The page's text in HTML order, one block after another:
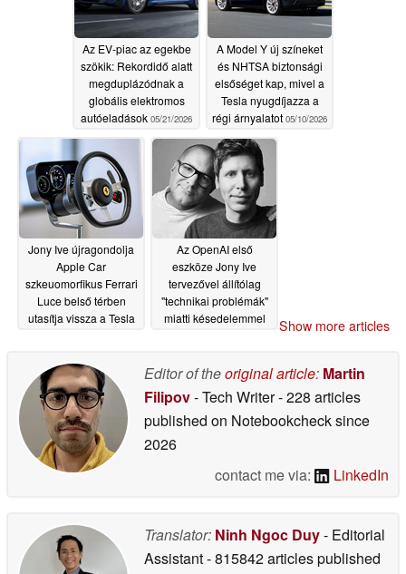
Az EV-piac az egekbe
szökik: Rekordidő alatt
megduplázódnak a
globális elektromos
autóeladások 05/21/2026
A Model Y új színeket
és NHTSA biztonsági
elsőséget kap, mivel a
Tesla nyugdíjazza a
régi árnyalatot 05/10/2026
Jony Ive újragondolja
Apple Car
szkeuomorfikus Ferrari
Luce belső térben
utasítja vissza a Tesla
Az OpenAI első
eszköze Jony Ive
tervezővel állítólag
"technikai problémák"
miatti késedelemmel
Show more articles
Editor of theoriginal article: Martin
Filipov- Tech Writer- 228 articles
published on Notebookchecksince
2026
contact me via:
LinkedIn
Translator: Ninh Ngoc Duy- Editorial
Assistant- 815842 articles published